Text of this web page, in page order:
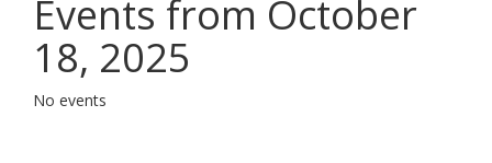
Events from October
18, 2025
No events